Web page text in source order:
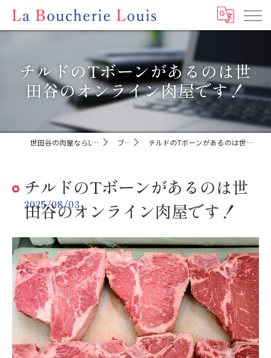
チルドのTボーンがあるのは世
田谷のオンライン肉屋です！
世田谷の肉屋ならLa Boucherie Louis ブログ チルドのTボーンがあるのは世田谷のオンライン肉屋です！
チルドのTボーンがあるのは世
田谷のオンライン肉屋です！
2025/08/03